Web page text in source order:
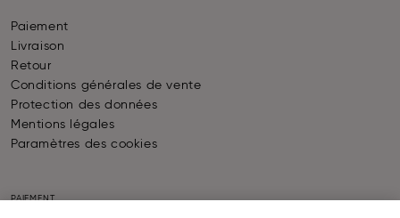
Paiement
Livraison
Retour
Conditions générales de vente
Protection des données
Mentions légales
Paramètres des cookies
PAIEMENT